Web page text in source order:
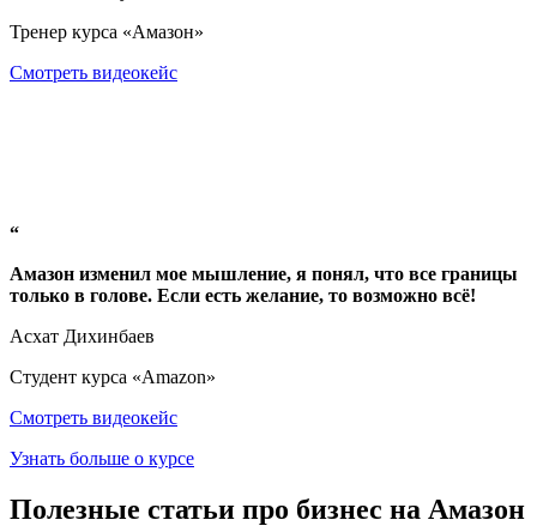
Тренер курса «Амазон»
Смотреть видеокейс
“
Амазон изменил мое мышление, я понял, что все границы
только в голове. Если есть желание, то возможно всё!
Асхат Дихинбаев
Студент курса «Amazon»
Смотреть видеокейс
Узнать больше о курсе
Полезные статьи про бизнес на Амазон